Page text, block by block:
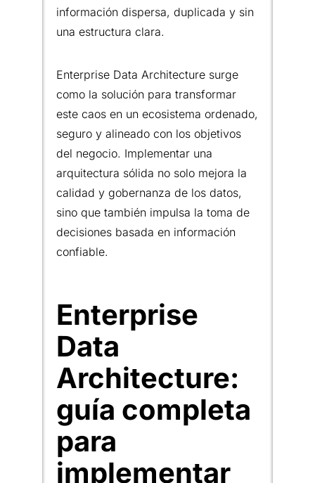
información dispersa, duplicada y sin
una estructura clara.
Enterprise Data Architecture surge
como la solución para transformar
este caos en un ecosistema ordenado,
seguro y alineado con los objetivos
del negocio. Implementar una
arquitectura sólida no solo mejora la
calidad y gobernanza de los datos,
sino que también impulsa la toma de
decisiones basada en información
confiable.
Enterprise
Data
Architecture:
guía completa
para
implementar